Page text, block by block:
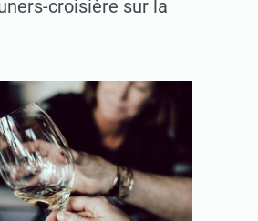
croisière sur la